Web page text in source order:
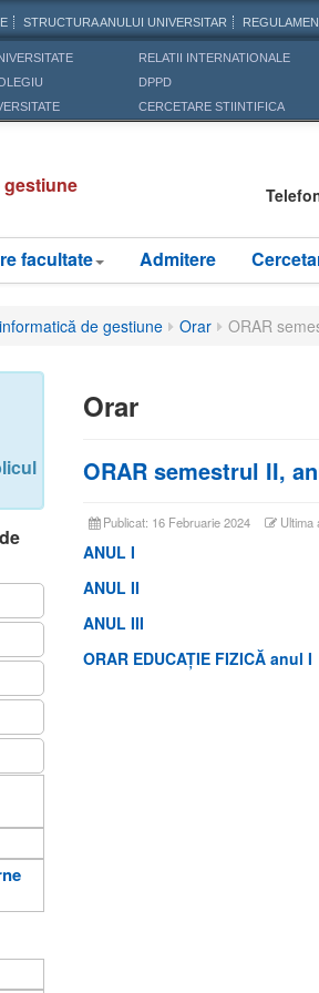
STRUCTURA ANULUI UNIVERSITAR
RELATII INTERNATIONALE
DPPD
CERCETARE STIINTIFICA
facultate Admitere
de gestiune Orar ORAR
Orar
ORAR semestrul II,
Publicat: 16 Februarie 2024 Ultima
ANUL I
ANUL II
ANUL III
ORAR EDUCAȚIE FIZICĂ anul I